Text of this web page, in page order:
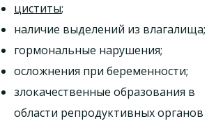
циститы;
наличие выделений из влагалища;
гормональные нарушения;
осложнения при беременности;
злокачественные образования в
области репродуктивных органов